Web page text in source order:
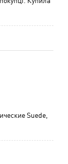
Suede,